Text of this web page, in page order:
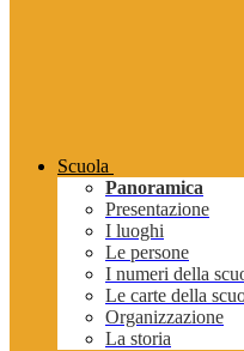
Scuola
Panoramica
Presentazione
I luoghi
Le persone
I numeri della
Le carte della
Organizzazione
La storia